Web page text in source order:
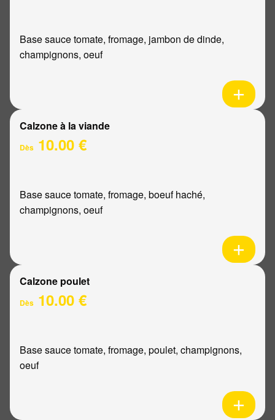
Base sauce tomate, fromage, jambon de dinde,
champignons, oeuf
Calzone à la viande
Dès 10.00 €
Base sauce tomate, fromage, boeuf haché,
champignons, oeuf
Calzone poulet
Dès 10.00 €
Base sauce tomate, fromage, poulet, champignons,
oeuf